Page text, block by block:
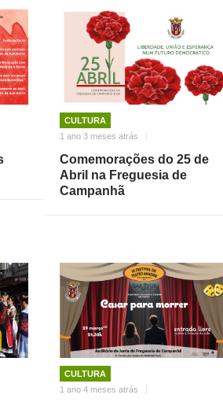
CULTURA
1 ano 3 meses atrás
Comemorações do 25 de
Abril na Freguesia de
Campanhã
CULTURA
1 ano 4 meses atrás